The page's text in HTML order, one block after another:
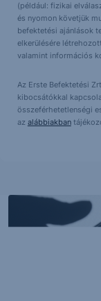
(például: fizikai
és nyomon követjük
befektetési ajánlások
elkerülésére
valamint információs
Az Erste Befektetési
kibocsátókkal
összeférhetetlenségi
az alábbiakban